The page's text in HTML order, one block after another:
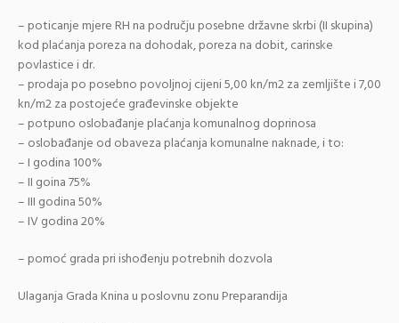
– poticanje mjere RH na području posebne državne skrbi (II skupina)
kod plaćanja poreza na dohodak, poreza na dobit, carinske
povlastice i dr.
– prodaja po posebno povoljnoj cijeni 5,00 kn/m2 za zemljište i 7,00
kn/m2 za postojeće građevinske objekte
– potpuno oslobađanje plaćanja komunalnog doprinosa
– oslobađanje od obaveza plaćanja komunalne naknade, i to:
– I godina 100%
– II goina 75%
– III godina 50%
– IV godina 20%
– pomoć grada pri ishođenju potrebnih dozvola
Ulaganja Grada Knina u poslovnu zonu Preparandija